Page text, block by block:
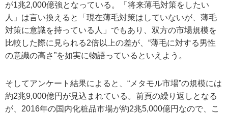
が1兆2,000億強となっている。「将来薄毛対策をしたい
人」は言い換えると「現在薄毛対策はしていないが、薄毛
対策に意識を持っている人」でもあり、双方の市場規模を
比較した際に見られる2倍以上の差が、“薄毛に対する男性
の意識の高さ”を如実に物語っているといえよう。
そしてアンケート結果によると、“メタモル市場”の規模には
約2兆9,000億円が見込まれている。前頁の繰り返しとなる
が、2016年の国内化粧品市場が約2兆5,000億円なので、こ